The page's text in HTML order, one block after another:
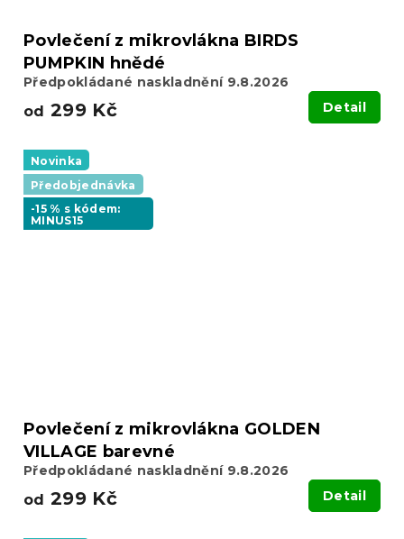
Povlečení z mikrovlákna BIRDS
PUMPKIN hnědé
Předpokládané naskladnění 9.8.2026
od 299 Kč Detail
Novinka
Předobjednávka
-15 % s kódem:
MINUS15
Povlečení z mikrovlákna GOLDEN
VILLAGE barevné
Předpokládané naskladnění 9.8.2026
od 299 Kč Detail